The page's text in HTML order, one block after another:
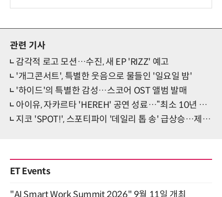
관련 기사
감각적 로고 모션…수진, 새 EP 'RIZZ' 예고
'개그콘서트', 특별한 웃음으로 물들인 '일요일 밤'
'하이드'의 특별한 감성…스코어 OST 앨범 발매
아이유, 자카르타 'HEREH' 공연 성료…“최소 10년 동안 못잊을 무대”
지코 'SPOT!', 스포티파이 '데일리 톱 송' 급상승…제니 더한 완벽 '아티스트 정점'
ET Events
"AI Smart Work Summit 2026" 9월 11일 개최